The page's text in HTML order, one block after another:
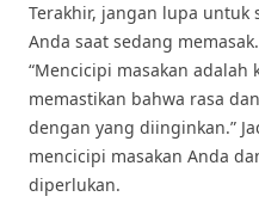
Terakhir, jangan lupa untuk
Anda saat sedang
“Mencicipi masakan adalah
memastikan bahwa rasa
dengan yang diinginkan.”
mencicipi masakan Anda
diperlukan.